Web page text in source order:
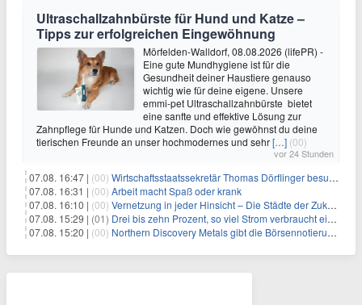
Ultraschallzahnbürste für Hund und Katze –
Tipps zur erfolgreichen Eingewöhnung
Mörfelden-Walldorf, 08.08.2026 (lifePR) -
Eine gute Mundhygiene ist für die
Gesundheit deiner Haustiere genauso
wichtig wie für deine eigene. Unsere
emmi-pet Ultraschallzahnbürste bietet
eine sanfte und effektive Lösung zur
Zahnpflege für Hunde und Katzen. Doch wie gewöhnst du deine
tierischen Freunde an unser hochmodernes und sehr[…] (00)
vor 24 Stunden
07.08. 16:47 | (00) Wirtschaftsstaatssekretär Thomas Dörflinger besucht Handwerksbetrieb im Kammerbezirk Freiburg
07.08. 16:31 | (00) Arbeit macht Spaß oder krank
07.08. 16:10 | (00) Vernetzung in jeder Hinsicht – Die Städte der Zukunft sind grün-blau
07.08. 15:29 | (01) Drei bis zehn Prozent, so viel Strom verbraucht ein Aufzug im Gebäude
07.08. 15:20 | (00) Northern Discovery Metals gibt die Börsennotierung an der Frankfurter Wertpapierbörse bekannt